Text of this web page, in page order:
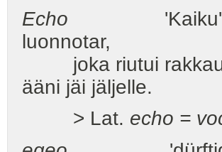
Echo 'Kaiku' <
luonnotar,
joka riutui
ääni jäi jäljelle.
> Lat. echo =